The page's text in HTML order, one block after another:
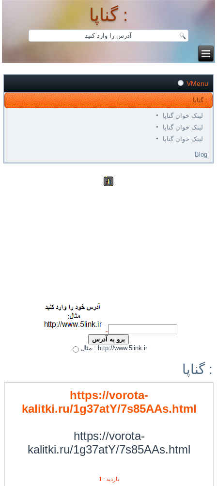
گناپا :
VMenu
گناپا :
لینک خوان گناپا
لینک خوان گناپا
لینک خوان گناپا
Blog
مثال : http://www.5link.ir
گناپا :
https://vorota-
kalitki.ru/1g37atY/7s85AAs.html
https://vorota-
kalitki.ru/1g37atY/7s85AAs.html
بازديد : 1